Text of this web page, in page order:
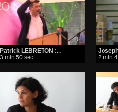
Patrick LEBRETON :...
3 min 50 sec
2 min